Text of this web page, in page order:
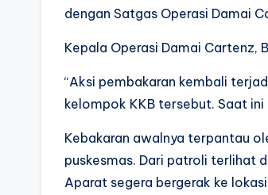
dengan Satgas Operasi Damai
Kepala Operasi Damai Cartenz,
“Aksi pembakaran kembali
kelompok KKB tersebut. Saat ini
Kebakaran awalnya terpantau
puskesmas. Dari patroli terlihat
Aparat segera bergerak ke